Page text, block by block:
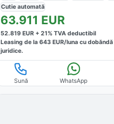
Cutie automată
63.911 EUR
52.819EUR + 21% TVA deductibil
Leasing de la 643EUR/lunacu dobăndă
juridice.
Sună WhatsApp